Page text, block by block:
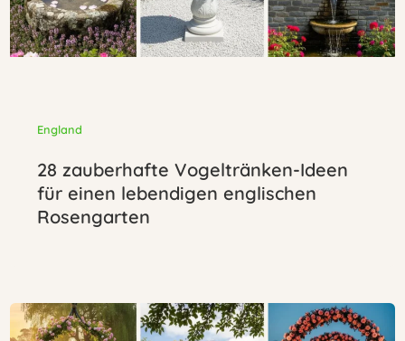
England
28 zauberhafte Vogeltränken-Ideen
für einen lebendigen englischen
Rosengarten